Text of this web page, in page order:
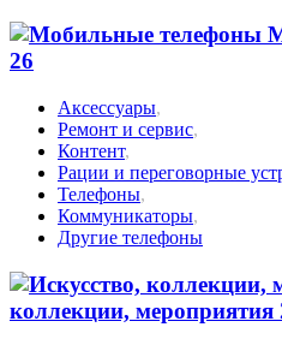
26
Аксессуары,
Ремонт и сервис,
Контент,
Рации и переговорные
Телефоны,
Коммуникаторы,
Другие телефоны
коллекции, мероприятия